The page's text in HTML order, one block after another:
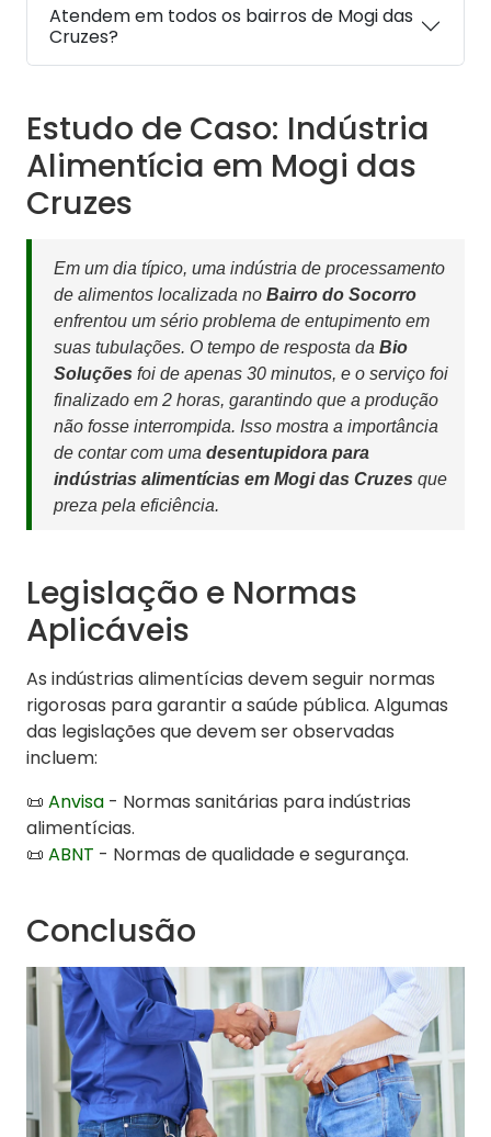
Atendem em todos os bairros de Mogi das
Cruzes?
Estudo de Caso: Indústria
Alimentícia em Mogi das
Cruzes
Em um dia típico, uma indústria de processamento
de alimentos localizada no Bairro do Socorro
enfrentou um sério problema de entupimento em
suas tubulações. O tempo de resposta da Bio
Soluções foi de apenas 30 minutos, e o serviço foi
finalizado em 2 horas, garantindo que a produção
não fosse interrompida. Isso mostra a importância
de contar com uma desentupidora para
indústrias alimentícias em Mogi das Cruzes que
preza pela eficiência.
Legislação e Normas
Aplicáveis
As indústrias alimentícias devem seguir normas
rigorosas para garantir a saúde pública. Algumas
das legislações que devem ser observadas
incluem:
📜 Anvisa - Normas sanitárias para indústrias
alimentícias.
📜 ABNT - Normas de qualidade e segurança.
Conclusão